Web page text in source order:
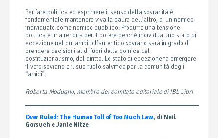
Per fare politica ed esprimere il senso della sovranità è
fondamentale mantenere viva la paura dell’altro, di un nemico
individuato come nemico pubblico. Produrre una tensione
politica è una rendita per il potere perché individua uno stato di
eccezione nel cui ambito l’autentico sovrano sarà in grado di
prendere decisioni al di fuori della cornice del
costituzionalismo, del diritto. Lo stato di eccezione fa emergere
il vero sovrano e il suo ruolo salvifico per la comunità degli
“amici”.
Roberta Modugno, membro del comitato editoriale di IBL Libri
Over Ruled: The Human Toll of Too Much Law, di Neil
Gorsuch e Janie Nitze